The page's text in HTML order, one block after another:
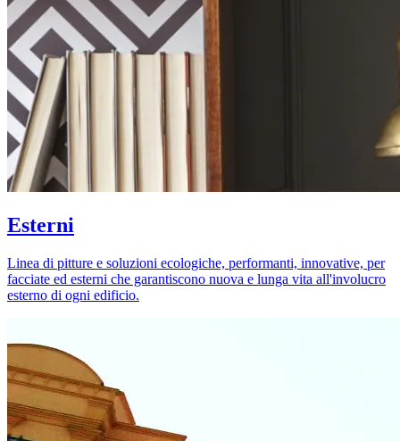
Esterni
Linea di pitture e soluzioni ecologiche, performanti, innovative, per
facciate ed esterni che garantiscono nuova e lunga vita all'involucro
esterno di ogni edificio.